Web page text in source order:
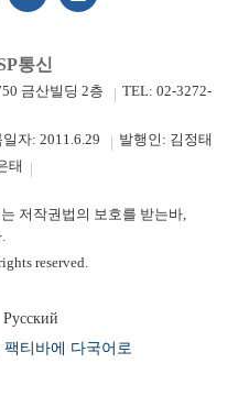
통신
금산빌딩 2층
TEL: 02-3272-
일자: 2011.6.29
발행인: 김정태
태
는 저작권법의 보호를 받는바,
reserved.
Русский
티바에 다국어로